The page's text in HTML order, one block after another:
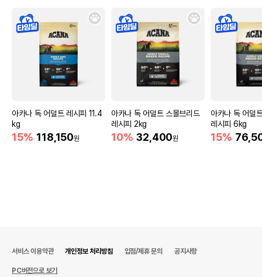
아카나 독 어덜트 레시피 11.4
kg
15% 118,150원
아카나 독 어덜트 스몰브리드
레시피 2kg
10% 32,400원
아카나 독 어덜
레시피 6kg
15%
서비스 이용약관 개인정보 처리방침 입점/제휴 문의 공지사항
PC버전으로 보기